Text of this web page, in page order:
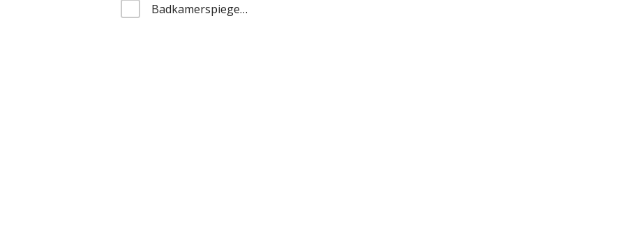
Badkamerspiegels